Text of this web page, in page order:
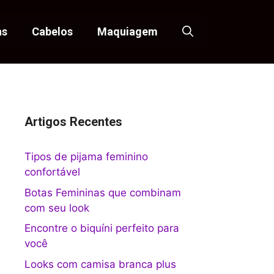
Cabelos Maquiagem
Artigos Recentes
Tipos de pijama feminino
confortável
Botas Femininas que combinam
com seu look
Encontre o biquíni perfeito para
você
Looks com camisa branca plus